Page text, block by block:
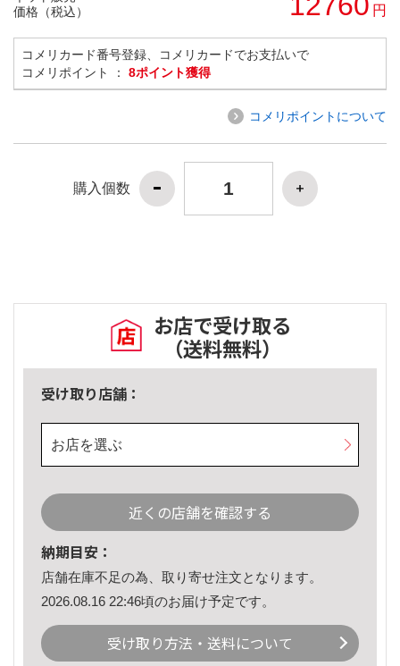
価格（税込）
円
コメリカード番号登録、コメリカードでお支払いで
コメリポイント ： 8ポイント獲得
コメリポイントについて
購入個数
お店で受け取る
（送料無料）
受け取り店舗：
お店を選ぶ
近くの店舗を確認する
納期目安：
店舗在庫不足の為、取り寄せ注文となります。
2026.08.16 22:46頃のお届け予定です。
受け取り方法・送料について